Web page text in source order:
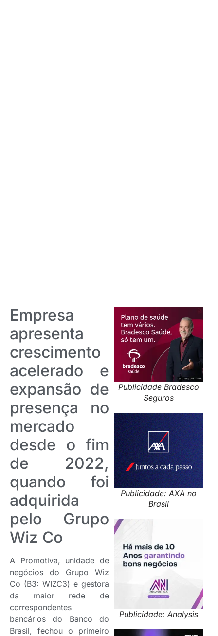
Publicidade Bradesco
Seguros
Publicidade: AXA no
Brasil
Publicidade: Analysis
Empresa
apresenta
crescimento
acelerado e
expansão de
presença no
mercado
desde o fim
de 2022,
quando foi
adquirida
pelo Grupo
Wiz Co
A Promotiva, unidade de
negócios do Grupo Wiz
Co (B3: WIZC3) e gestora
da maior rede de
correspondentes
bancários do Banco do
Brasil, fechou o primeiro